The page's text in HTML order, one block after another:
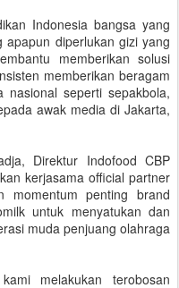
Indonesia bangsa yang
diperlukan gizi yang
memberikan solusi
memberikan beragam
nasional seperti sepakbola,
awak media di Jakarta,
Direktur Indofood CBP
kerjasama official partner
momentum penting brand
untuk menyatukan dan
muda penjuang olahraga
melakukan terobosan